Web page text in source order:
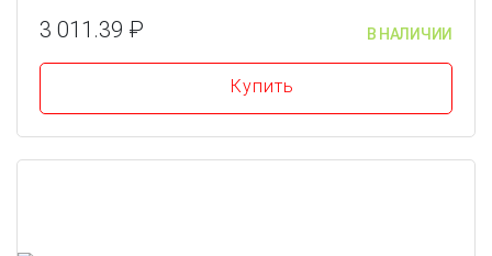
3 011.39 ₽ В НАЛИЧИИ
Купить